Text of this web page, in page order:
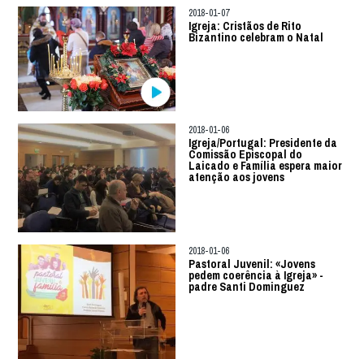
2018-01-07
Igreja: Cristãos de Rito
Bizantino celebram o Natal
2018-01-06
Igreja/Portugal: Presidente da
Comissão Episcopal do
Laicado e Família espera maior
atenção aos jovens
2018-01-06
Pastoral Juvenil: «Jovens
pedem coerência à Igreja» -
padre Santi Dominguez